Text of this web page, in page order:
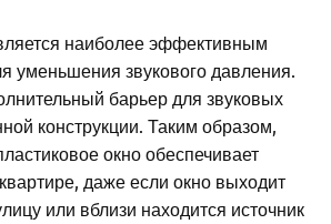
наиболее эффективным
уменьшения звукового давления.
барьер для звуковых
конструкции. Таким образом,
окно обеспечивает
даже если окно выходит
или вблизи находится источник